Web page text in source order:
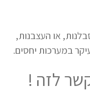
או העצבנות,
במערכות יחסים.
לזה !